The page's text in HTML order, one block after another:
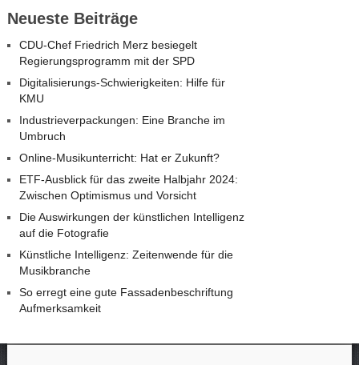
Neueste Beiträge
CDU-Chef Friedrich Merz besiegelt
Regierungsprogramm mit der SPD
Digitalisierungs-Schwierigkeiten: Hilfe für
KMU
Industrieverpackungen: Eine Branche im
Umbruch
Online-Musikunterricht: Hat er Zukunft?
ETF-Ausblick für das zweite Halbjahr 2024:
Zwischen Optimismus und Vorsicht
Die Auswirkungen der künstlichen Intelligenz
auf die Fotografie
Künstliche Intelligenz: Zeitenwende für die
Musikbranche
So erregt eine gute Fassadenbeschriftung
Aufmerksamkeit